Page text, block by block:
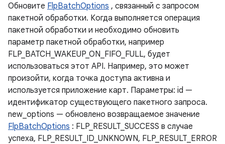
Обновите FlpBatchOptions , связанный с запросом
пакетной обработки. Когда выполняется операция
пакетной обработки и необходимо обновить
параметр пакетной обработки, например
FLP_BATCH_WAKEUP_ON_FIFO_FULL, будет
использоваться этот API. Например, это может
произойти, когда точка доступа активна и
используется приложение карт. Параметры: id —
идентификатор существующего пакетного запроса.
new_options — обновлено возвращаемое значение
FlpBatchOptions : FLP_RESULT_SUCCESS в случае
успеха, FLP_RESULT_ID_UNKNOWN, FLP_RESULT_ERROR